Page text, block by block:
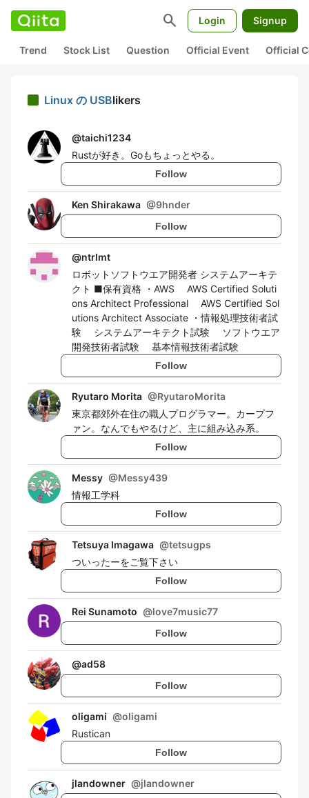
search Login Signup
Trend Stock List Question Official Event Official
Linux の USBlikers
@taichi1234
Rustが好き。Goもちょっとやる。
Follow
Ken Shirakawa @9hnder
Follow
@ntrlmt
ロボットソフトウエア開発者 システムアーキテ
クト ■保有資格 ・AWS AWS Certified Soluti
ons Architect Professional AWS Certified Sol
utions Architect Associate ・情報処理技術者試
験 システムアーキテクト試験 ソフトウエア
開発技術者試験 基本情報技術者試験
Follow
Ryutaro Morita @RyutaroMorita
東京都郊外在住の職人プログラマー。カープフ
ァン。なんでもやるけど、主に組み込み系。
Follow
Messy @Messy439
情報工学科
Follow
Tetsuya Imagawa @tetsugps
ついったーをご覧下さい
Follow
Rei Sunamoto @love7music77
Follow
@ad58
Follow
oligami @oligami
Rustican
Follow
jlandowner @jlandowner